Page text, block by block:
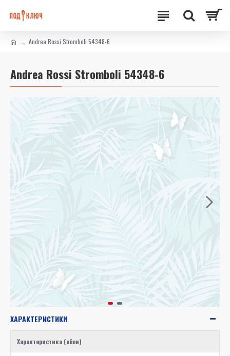
Andrea Rossi Stromboli 54348-6
Andrea Rossi Stromboli 54348-6
ХАРАКТЕРИСТИКИ
Характеристика (обои)